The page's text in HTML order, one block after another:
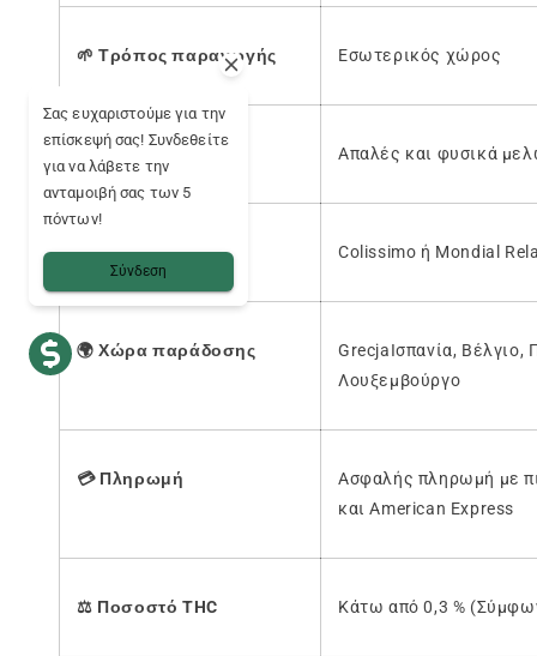
🌱 Τρόπος παραγωγής Εσωτερικός χώρος
Αρώματα Απαλές και φυσικά
🚚 Παράδοση Colissimo ή Mondial
🌍 Χώρα παράδοσης
GrecjaΙσπανία, Βέλγιο,
Λουξεμβούργο
💳 Πληρωμή
Ασφαλής πληρωμή με
και American Express
⚖️ Ποσοστό THC Κάτω από 0,3 %
Σας ευχαριστούμε για την
επίσκεψή σας! Συνδεθείτε
για να λάβετε την
ανταμοιβή σας των 5
πόντων!
Σύνδεση